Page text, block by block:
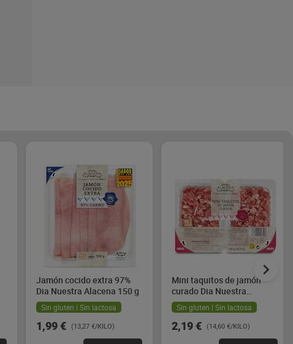
Jamón cocido extra 97%
Dia Nuestra Alacena 150 g
Sin gluten | Sin lactosa
1,99 € (13,27 €/KILO)
Mini taquitos de jamón
curado Dia Nuestra
Alacena 2 x 75 g
Sin gluten | Sin lactosa
2,19 € (14,60 €/KILO)